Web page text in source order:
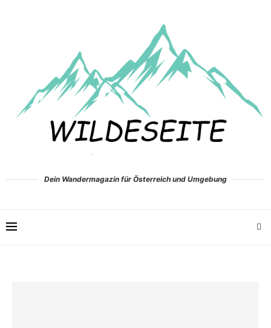
Dein Wandermagazin für Österreich und Umgebung